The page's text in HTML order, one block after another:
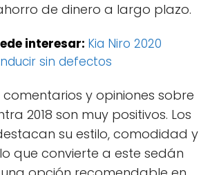
de dinero a largo plazo.
interesar: Kia Niro 2020
sin defectos
comentarios y opiniones sobre
2018 son muy positivos. Los
su estilo, comodidad y
que convierte a este sedán